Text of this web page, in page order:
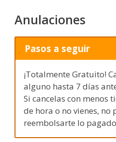
Anulaciones
Pasos a seguir
¡Totalmente Gratuito!
alguno hasta 7 días
Si cancelas con menos
de hora o no vienes, no
reembolsarte lo